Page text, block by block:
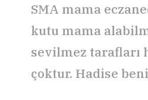
SMA mama
kutu mama
sevilmez tarafları
çoktur. Hadise